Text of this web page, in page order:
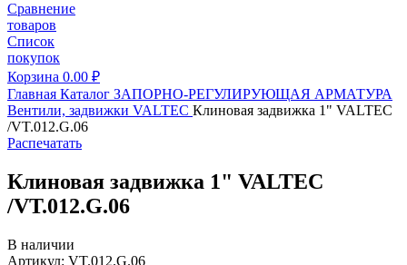
Сравнение
товаров
Список
покупок
Корзина 0.00 ₽
Главная Каталог ЗАПОРНО-РЕГУЛИРУЮЩАЯ АРМАТУРА
Вентили, задвижки VALTEC Клиновая задвижка 1" VALTEC
/VT.012.G.06
Распечатать
Клиновая задвижка 1" VALTEC
/VT.012.G.06
В наличии
Артикул: VT.012.G.06